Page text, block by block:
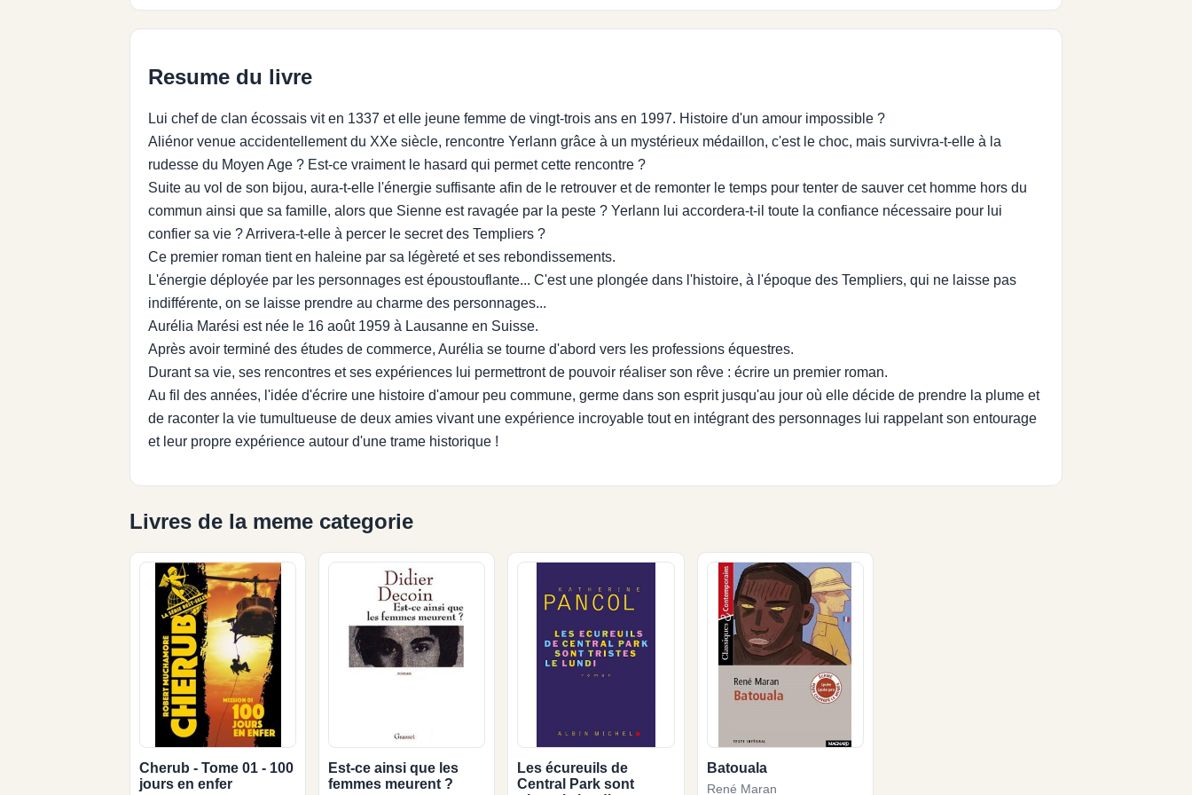
Resume du livre
Lui chef de clan écossais vit en 1337 et elle jeune femme de vingt-trois ans en 1997. Histoire d'un amour impossible ?
Aliénor venue accidentellement du XXe siècle, rencontre Yerlann grâce à un mystérieux médaillon, c'est le choc, mais survivra-t-elle à la
rudesse du Moyen Age ? Est-ce vraiment le hasard qui permet cette rencontre ?
Suite au vol de son bijou, aura-t-elle l'énergie suffisante afin de le retrouver et de remonter le temps pour tenter de sauver cet homme hors du
commun ainsi que sa famille, alors que Sienne est ravagée par la peste ? Yerlann lui accordera-t-il toute la confiance nécessaire pour lui
confier sa vie ? Arrivera-t-elle à percer le secret des Templiers ?
Ce premier roman tient en haleine par sa légèreté et ses rebondissements.
L'énergie déployée par les personnages est époustouflante... C'est une plongée dans l'histoire, à l'époque des Templiers, qui ne laisse pas
indifférente, on se laisse prendre au charme des personnages...
Aurélia Marési est née le 16 août 1959 à Lausanne en Suisse.
Après avoir terminé des études de commerce, Aurélia se tourne d'abord vers les professions équestres.
Durant sa vie, ses rencontres et ses expériences lui permettront de pouvoir réaliser son rêve : écrire un premier roman.
Au fil des années, l'idée d'écrire une histoire d'amour peu commune, germe dans son esprit jusqu'au jour où elle décide de prendre la plume et
de raconter la vie tumultueuse de deux amies vivant une expérience incroyable tout en intégrant des personnages lui rappelant son entourage
et leur propre expérience autour d'une trame historique !
Livres de la meme categorie
Cherub - Tome 01 - 100
jours en enfer
Est-ce ainsi que les
femmes meurent ?
Les écureuils de
Central Park sont
Batouala
René Maran